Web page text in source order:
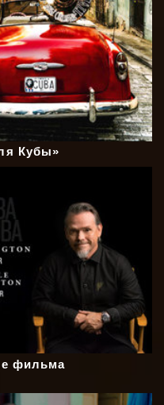
Кубы»
фильма